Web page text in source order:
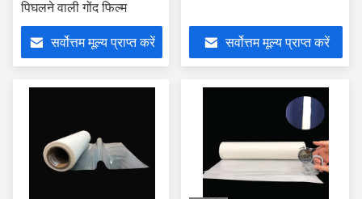
पिघलने वाली गोंद फिल्म
सर्वोत्तम मूल्य प्राप्त करें सर्वोत्तम मूल्य प्राप्त करें